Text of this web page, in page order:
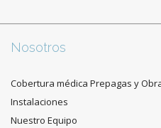
Nosotros
Cobertura médica Prepagas y
Instalaciones
Nuestro Equipo